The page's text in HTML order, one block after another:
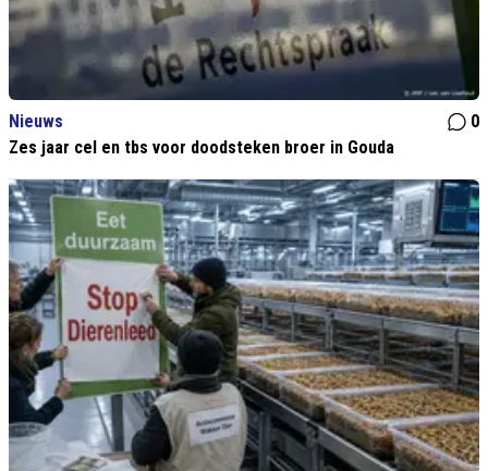
Nieuws
0
Zes jaar cel en tbs voor doodsteken broer in Gouda